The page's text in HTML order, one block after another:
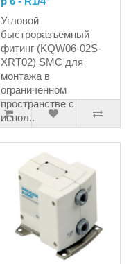
Угловой
быстроразъемный
фитинг (KQW06-02S-
XRT02) SMC для
монтажа в
ограниченном
пространстве с
испол..